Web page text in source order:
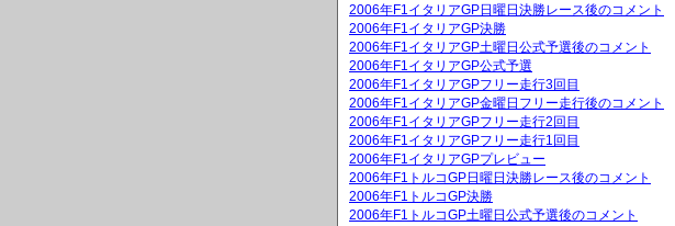
2006年F1イタリアGP日曜日決勝レース後のコメント
2006年F1イタリアGP決勝
2006年F1イタリアGP土曜日公式予選後のコメント
2006年F1イタリアGP公式予選
2006年F1イタリアGPフリー走行3回目
2006年F1イタリアGP金曜日フリー走行後のコメント
2006年F1イタリアGPフリー走行2回目
2006年F1イタリアGPフリー走行1回目
2006年F1イタリアGPプレビュー
2006年F1トルコGP日曜日決勝レース後のコメント
2006年F1トルコGP決勝
2006年F1トルコGP土曜日公式予選後のコメント